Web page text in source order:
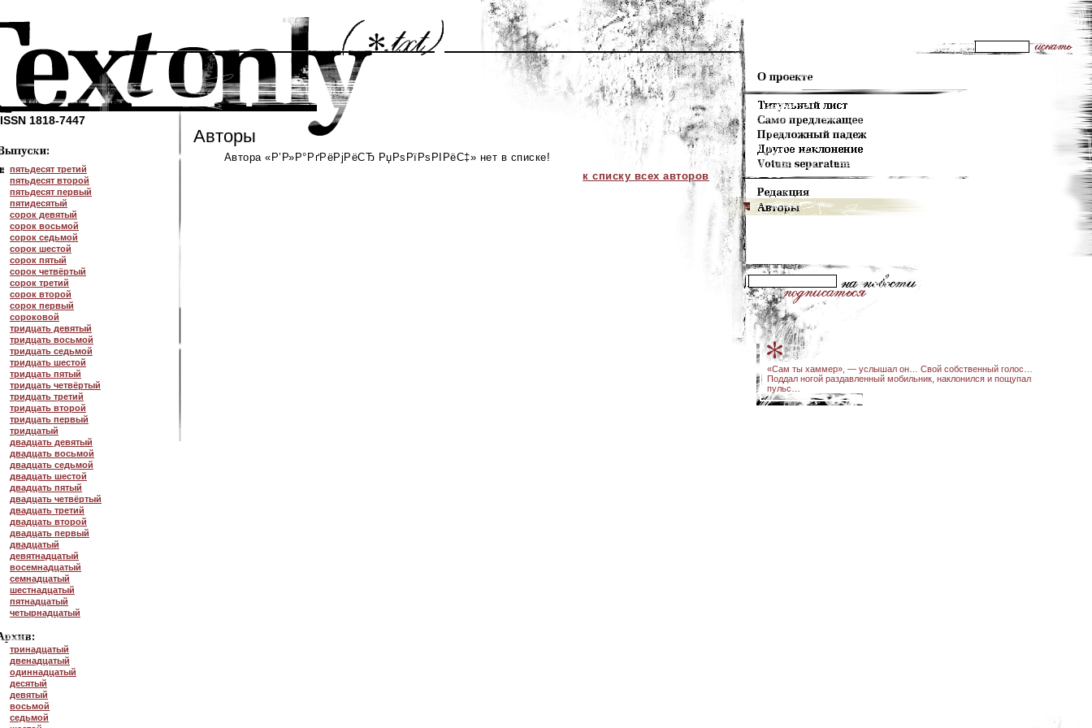
ISSN 1818-7447
пятьдесят третий
пятьдесят второй
пятьдесят первый
пятидесятый
сорок девятый
сорок восьмой
сорок седьмой
сорок шестой
сорок пятый
сорок четвёртый
сорок третий
сорок второй
сорок первый
сороковой
тридцать девятый
тридцать восьмой
тридцать седьмой
тридцать шестой
тридцать пятый
тридцать четвёртый
тридцать третий
тридцать второй
тридцать первый
тридцатый
двадцать девятый
двадцать восьмой
двадцать седьмой
двадцать шестой
двадцать пятый
двадцать четвёртый
двадцать третий
двадцать второй
двадцать первый
двадцатый
девятнадцатый
восемнадцатый
семнадцатый
шестнадцатый
пятнадцатый
четырнадцатый
тринадцатый
двенадцатый
одиннадцатый
десятый
девятый
восьмой
седьмой
Авторы
Автора «Р’Р»Р°РґРёРјРёСЂ РџРѕРїРѕРІРёС‡» нет в списке!
к списку всех авторов
«Сам ты хаммер», — услышал он… Свой собственный голос…
Поддал ногой раздавленный мобильник, наклонился и пощупал
пульс…